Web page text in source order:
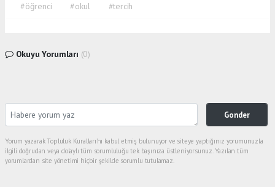
#öğrenci #okul #tercih
Okuyu Yorumları (0)
Gonder
Yorum yazarak Topluluk Kuralları’nı kabul etmiş bulunuyor ve siteye yaptığınız yorumunuzla
ilgili doğrudan veya dolaylı tüm sorumluluğu tek başınıza üstleniyorsunuz. Yazılan tüm
yorumlardan site yönetimi hiçbir şekilde sorumlu tutulamaz.